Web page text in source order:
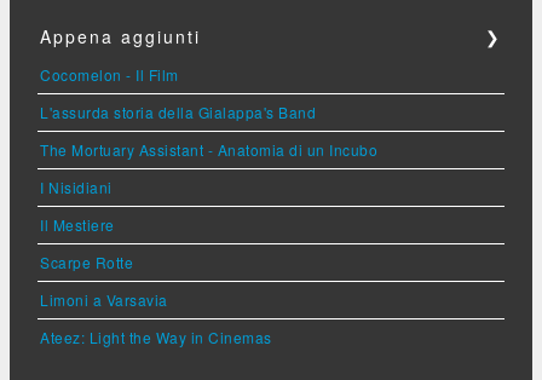
Appena aggiunti ❯
Cocomelon - Il Film
L'assurda storia della Gialappa's Band
The Mortuary Assistant - Anatomia di un Incubo
I Nisidiani
Il Mestiere
Scarpe Rotte
Limoni a Varsavia
Ateez: Light the Way in Cinemas